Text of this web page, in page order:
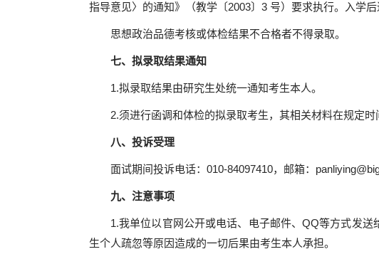
指导意见〉的通知》（教学〔2003〕3 号）要求执行。入学后
思想政治品德考核或体检结果不合格者不得录取。
七、拟录取结果通知
1.拟录取结果由研究生处统一通知考生本人。
2.须进行函调和体检的拟录取考生，其相关材料在规定
八、投诉受理
面试期间投诉电话：010-84097410，邮箱：
九、注意事项
1.我单位以官网公开或电话、电子邮件、QQ等方式发
生个人疏忽等原因造成的一切后果由考生本人承担。